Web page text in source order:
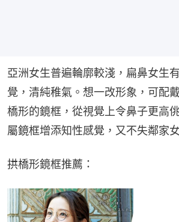
亞洲女生普遍輪廓較淺，扁鼻女生
覺，清純稚氣。想一改形象，可配
橋形的鏡框，從視覺上令鼻子更高
屬鏡框增添知性感覺，又不失鄰家
拱橋形鏡框推薦：